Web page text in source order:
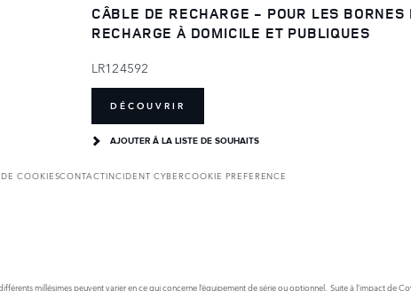
CÂBLE DE RECHARGE - POUR LES BORNES
RECHARGE À DOMICILE ET PUBLIQUES
LR124592
DÉCOUVRIR
AJOUTER Â LA LISTE DE SOUHAITS
COOKIESCONTACTINCIDENT CYBERCOOKIE PREFERENCE
millésimes peuvent varier en ce qui concerne l’équipement de série ou optionnel. Suite à l’impact de